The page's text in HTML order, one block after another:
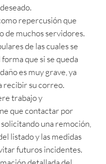
repercusión que
de muchos servidores.
de las cuales se
que si se queda
es muy grave, ya
recibir su correo.
trabajo y
que contactar por
una remoción,
listado y las medidas
futuros incidentes.